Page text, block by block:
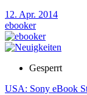
12. Apr. 2014
ebooker
Gesperrt
USA: Sony eBook